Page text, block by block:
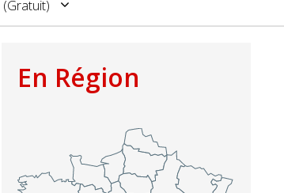
(gratuit)
En Région